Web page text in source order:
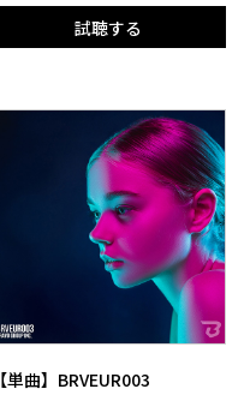
試聴する
【単曲】BRVEUR003